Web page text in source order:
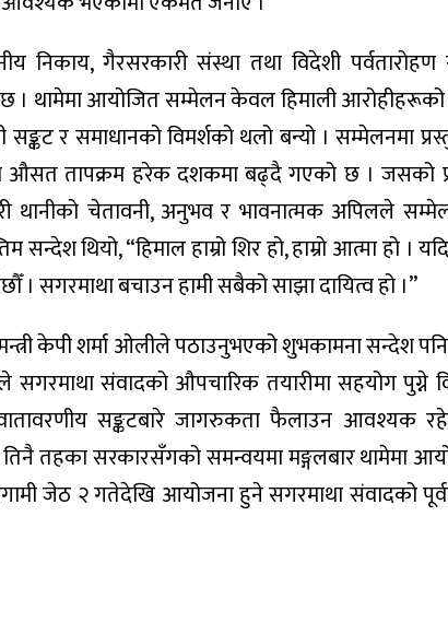
निकाय, गैरसरकारी संस्था तथा विदेशी
छ । थामेमा आयोजित सम्मेलन केवल हिमाली
र समाधानको विमर्शको थलो बन्यो । सम्मेलनमा
औसत तापक्रम हरेक दशकमा बढ्दै गएको छ । जसको
थानीको चेतावनी, अनुभव र भावनात्मक अपिलले
सन्देश थियो, “हिमाल हाम्रो शिर हो, हाम्रो आत्मा हो ।
। सगरमाथा बचाउन हामी सबैको साझा दायित्व हो ।”
केपी शर्मा ओलीले पठाउनुभएको शुभकामना सन्देश
संवादको औपचारिक तयारीमा सहयोग पुग्ने
वातावरणीय सङ्कटबारे जागरुकता फैलाउन आवश्यक
तहका सरकारसँगको समन्वयमा मङ्गलबार थामेमा
जेठ २ गतेदेखि आयोजना हुने सगरमाथा संवादको